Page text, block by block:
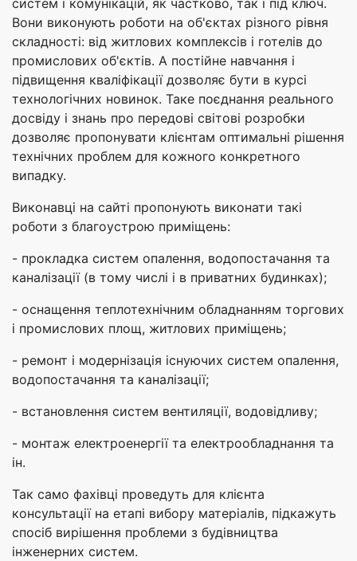
Вони виконують роботи на об'єктах різного рівня
складності: від житлових комплексів і готелів до
промислових об'єктів. А постійне навчання і
підвищення кваліфікації дозволяє бути в курсі
технологічних новинок. Таке поєднання реального
досвіду і знань про передові світові розробки
дозволяє пропонувати клієнтам оптимальні рішення
технічних проблем для кожного конкретного
випадку.
Виконавці на сайті пропонують виконати такі
роботи з благоустрою приміщень:
- прокладка систем опалення, водопостачання та
каналізації (в тому числі і в приватних будинках);
- оснащення теплотехнічним обладнанням торгових
і промислових площ, житлових приміщень;
- ремонт і модернізація існуючих систем опалення,
водопостачання та каналізації;
- встановлення систем вентиляції, водовідливу;
- монтаж електроенергії та електрообладнання та
ін.
Так само фахівці проведуть для клієнта
консультації на етапі вибору матеріалів, підкажуть
спосіб вирішення проблеми з будівництва
інженерних систем.